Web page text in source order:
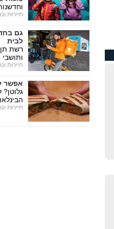
תיירות
גם
לבית
רשת
ותושבי
תיירות
אפשר
תיירות